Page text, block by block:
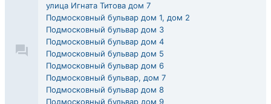
улица Игната Титова дом 7
Подмосковный бульвар дом 1, дом 2
Подмосковный бульвар дом 3
Подмосковный бульвар дом 4
Подмосковный бульвар дом 5
Подмосковный бульвар дом 6
Подмосковный бульвар, дом 7
Подмосковный бульвар дом 8
Подмосковный бульвар дом 9